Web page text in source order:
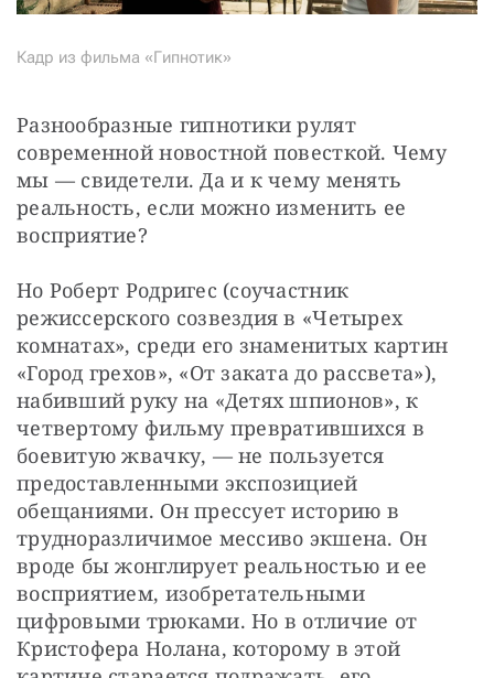
Кадр из фильма «Гипнотик»
Разнообразные гипнотики рулят
современной новостной повесткой. Чему
мы — свидетели. Да и к чему менять
реальность, если можно изменить ее
восприятие?
Но Роберт Родригес (соучастник
режиссерского созвездия в «Четырех
комнатах», среди его знаменитых картин
«Город грехов», «От заката до рассвета»),
набивший руку на «Детях шпионов», к
четвертому фильму превратившихся в
боевитую жвачку, — не пользуется
предоставленными экспозицией
обещаниями. Он прессует историю в
трудноразличимое мессиво экшена. Он
вроде бы жонглирует реальностью и ее
восприятием, изобретательными
цифровыми трюками. Но в отличие от
Кристофера Нолана, которому в этой